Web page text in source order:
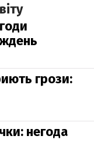
грози:
негода